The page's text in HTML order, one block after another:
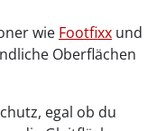
wie Footfixx und
Oberflächen
egal ob du